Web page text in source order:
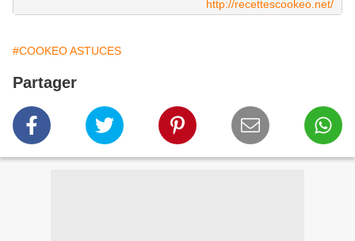
http://recettescookeo.net/
#COOKEO ASTUCES
Partager